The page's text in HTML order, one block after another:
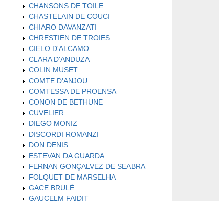
CHANSONS DE TOILE
CHASTELAIN DE COUCI
CHIARO DAVANZATI
CHRESTIEN DE TROIES
CIELO D'ALCAMO
CLARA D'ANDUZA
COLIN MUSET
COMTE D'ANJOU
COMTESSA DE PROENSA
CONON DE BETHUNE
CUVELIER
DIEGO MONIZ
DISCORDI ROMANZI
DON DENIS
ESTEVAN DA GUARDA
FERNAN GONÇALVEZ DE SEABRA
FOLQUET DE MARSELHA
GACE BRULÉ
GAUCELM FAIDIT